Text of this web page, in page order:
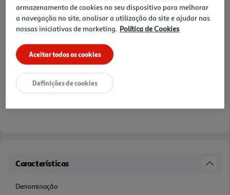
4,99 €
Notas de preparação
Características
Denominação
armazenamento de cookies no seu dispositivo para melhorar
a navegação no site, analisar a utilização do site e ajudar nas
nossas iniciativas de marketing. Política de Cookies
Aceitar todos os cookies
Definições de cookies